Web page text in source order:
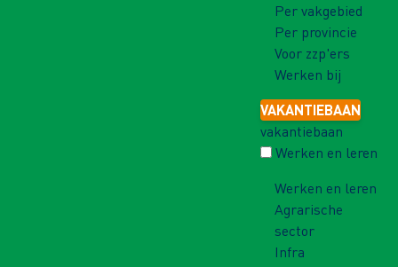
Per vakgebied
Per provincie
Voor zzp'ers
Werken bij
VAKANTIEBAAN
vakantiebaan
Werken en leren
Werken en leren
Agrarische
sector
Infra